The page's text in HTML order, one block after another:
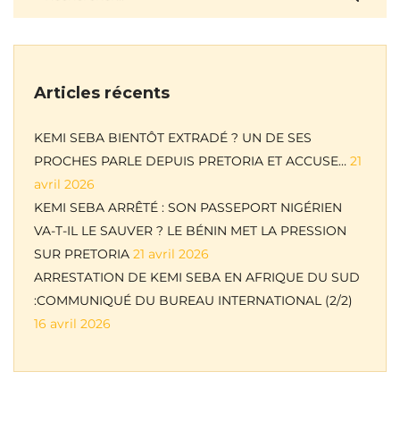
Articles récents
KEMI SEBA BIENTÔT EXTRADÉ ? UN DE SES
PROCHES PARLE DEPUIS PRETORIA ET ACCUSE… 21
avril 2026
KEMI SEBA ARRÊTÉ : SON PASSEPORT NIGÉRIEN
VA-T-IL LE SAUVER ? LE BÉNIN MET LA PRESSION
SUR PRETORIA 21 avril 2026
ARRESTATION DE KEMI SEBA EN AFRIQUE DU SUD
:COMMUNIQUÉ DU BUREAU INTERNATIONAL (2/2)
16 avril 2026